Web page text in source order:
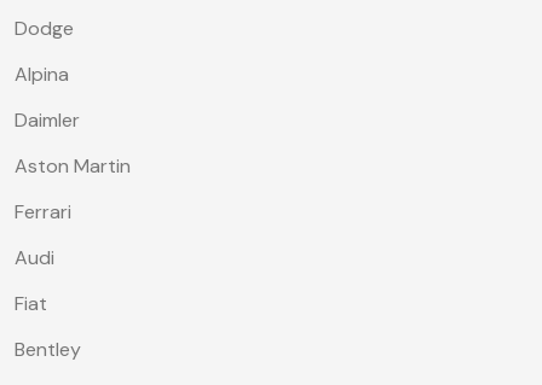
Dodge
Alpina
Daimler
Aston Martin
Ferrari
Audi
Fiat
Bentley